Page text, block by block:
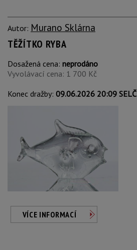
Autor: Murano Sklárna
TĚŽÍTKO RYBA
Dosažená cena: neprodáno
Vyvolávací cena: 1 700 Kč
Konec dražby: 09.06.2026 20:09 SELČ
VÍCE INFORMACÍ